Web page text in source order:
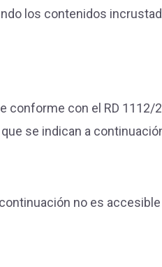
los contenidos
conforme con el RD 1112/
se indican a
no es